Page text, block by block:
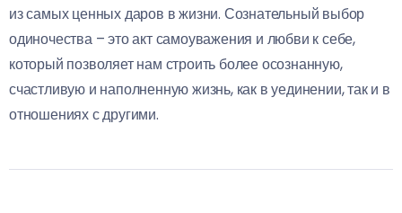
из самых ценных даров в жизни. Сознательный выбор
одиночества – это акт самоуважения и любви к себе,
который позволяет нам строить более осознанную,
счастливую и наполненную жизнь, как в уединении, так и в
отношениях с другими.